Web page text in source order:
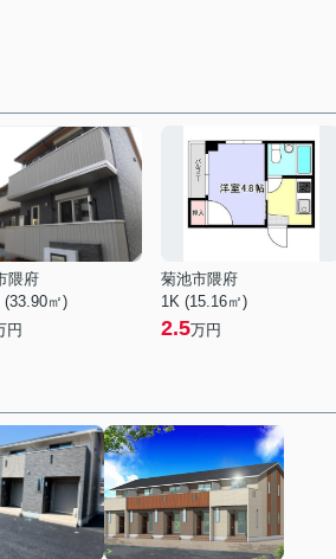
隈府
(33.90㎡)
円
菊池市隈府
1K (15.16㎡)
2.5万円